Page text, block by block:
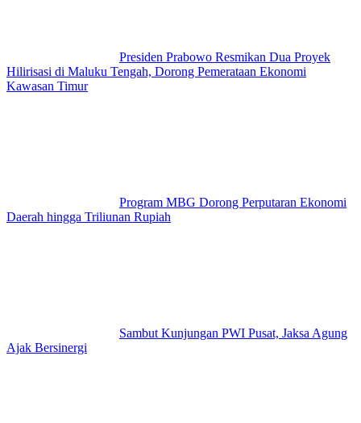
Presiden Prabowo Resmikan Dua Proyek
Hilirisasi di Maluku Tengah, Dorong Pemerataan Ekonomi
Kawasan Timur
Program MBG Dorong Perputaran Ekonomi
Daerah hingga Triliunan Rupiah
Sambut Kunjungan PWI Pusat, Jaksa Agung
Ajak Bersinergi